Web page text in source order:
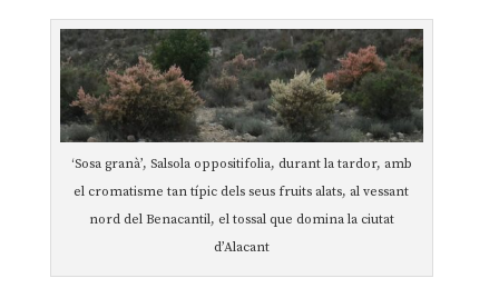
‘Sosa granà’, Salsola oppositifolia, durant la tardor, amb
el cromatisme tan típic dels seus fruits alats, al vessant
nord del Benacantil, el tossal que domina la ciutat
d’Alacant